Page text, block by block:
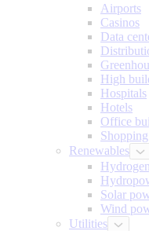
Airports
Casinos
Data
High
Hospitals
Hotels
Office
Renewables
Solar
Wind
Utilities